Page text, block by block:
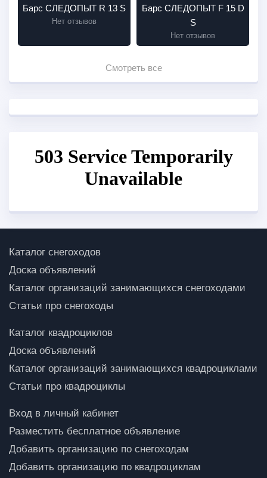
Барс СЛЕДОПЫТ R 13 S
Нет отзывов
Барс СЛЕДОПЫТ F 15 D
S
Нет отзывов
Смотреть все
Каталог снегоходов
Доска объявлений
Каталог организаций занимающихся снегоходами
Статьи про снегоходы
Каталог квадроциклов
Доска объявлений
Каталог организаций занимающихся квадроциклами
Статьи про квадроциклы
Вход в личный кабинет
Разместить бесплатное объявление
Добавить организацию по снегоходам
Добавить организацию по квадроциклам